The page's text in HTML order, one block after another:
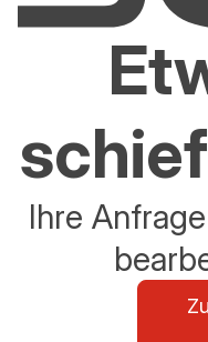
Ihre